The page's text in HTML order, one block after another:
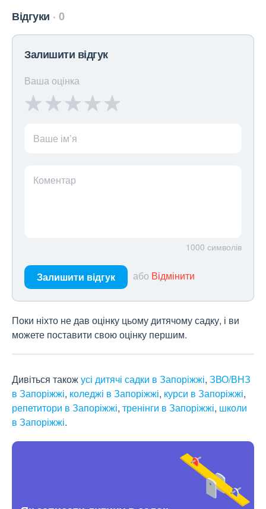
Відгуки 0
Залишити відгук
Ваша оцінка
Ваше ім’я
Коментар
1000 символів
Залишити відгук або Відмінити
Поки ніхто не дав оцінку цьому дитячому садку, і ви
можете поставити свою оцінку першим.
Дивіться такожусі дитячі садки в Запоріжжі, ЗВО/ВНЗ
в Запоріжжі, коледжі в Запоріжжі, курси в Запоріжжі,
репетитори в Запоріжжі, тренінги в Запоріжжі, школи
в Запоріжжі.